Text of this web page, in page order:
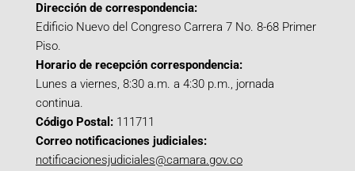
Dirección de correspondencia:
Edificio Nuevo del Congreso Carrera 7 No. 8-68 Primer
Piso.
Horario de recepción correspondencia:
Lunes a viernes, 8:30 a.m. a 4:30 p.m., jornada
continua.
Código Postal: 111711
Correo notificaciones judiciales:
notificacionesjudiciales@camara.gov.co